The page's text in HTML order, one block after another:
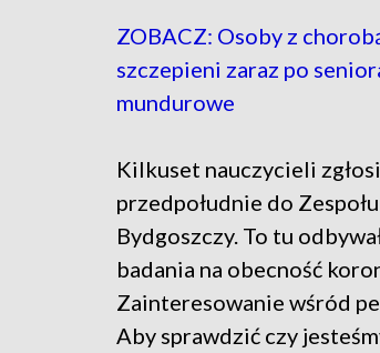
ZOBACZ: Osoby z
szczepieni zaraz po
mundurowe
Kilkuset nauczycieli
przedpołudnie do
Bydgoszczy. To tu
badania na obecność
Zainteresowanie wśród
Aby sprawdzić czy